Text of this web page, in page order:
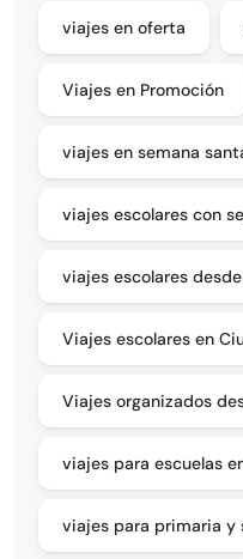
viajes en oferta
Viajes en Promoción
viajes en semana
viajes escolares con
viajes escolares
Viajes escolares en
Viajes organizados
viajes para escuelas
viajes para primaria y